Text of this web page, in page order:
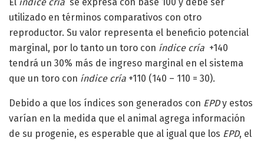
utilizado en términos comparativos con otro
reproductor. Su valor representa el beneficio potencial
marginal, por lo tanto un toro con índice cría +140
tendrá un 30% más de ingreso marginal en el sistema
que un toro con índice cría +110 (140 – 110 = 30).
Debido a que los índices son generados con EPDy estos
varían en la medida que el animal agrega información
de su progenie, es esperable que al igual que los EPD, el